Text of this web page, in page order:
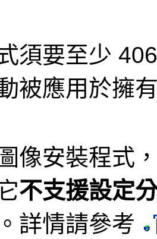
須要至少
被應用於擁
像安裝程式
不支援設定
。詳情請參考